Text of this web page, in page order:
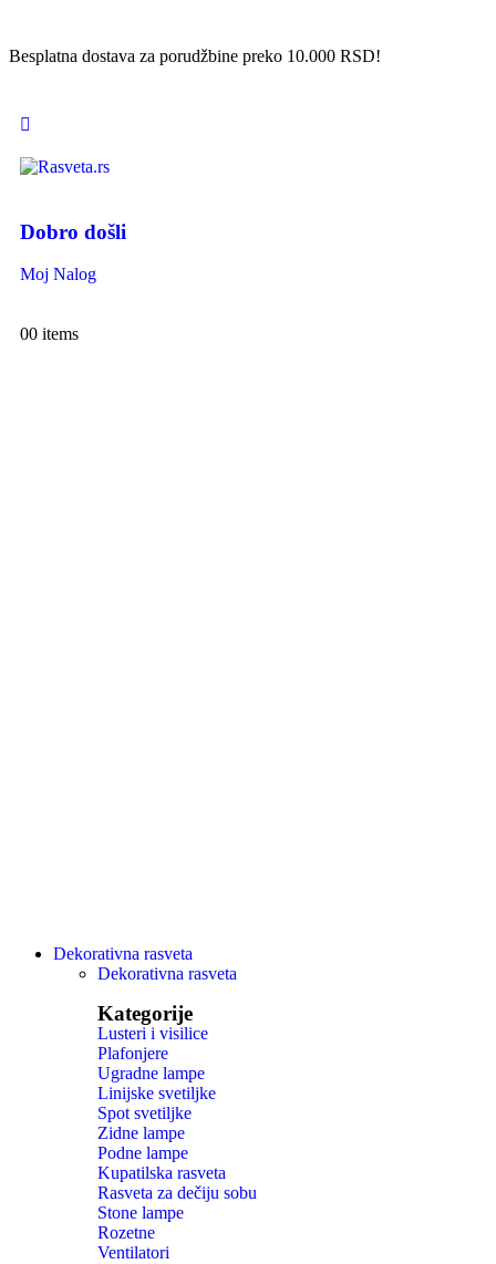
Besplatna dostava za porudžbine preko 10.000 RSD!
Dobro došli
Moj Nalog
00 items
Dekorativna rasveta
Dekorativna rasveta
Kategorije
Lusteri i visilice
Plafonjere
Ugradne lampe
Linijske svetiljke
Spot svetiljke
Zidne lampe
Podne lampe
Kupatilska rasveta
Rasveta za dečiju sobu
Stone lampe
Rozetne
Ventilatori